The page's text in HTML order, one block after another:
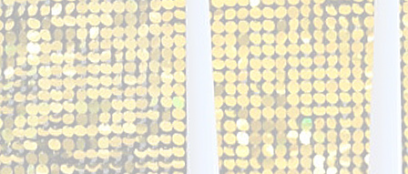
Новогодние фотозоны
Аренда фотозон
Свадебные фотозоны
Пайетки
8 марта
14 февраля
9 мая
Выпускной
День Рождения и юбилей
Осенние фотозоны
Фотозоны из шаров